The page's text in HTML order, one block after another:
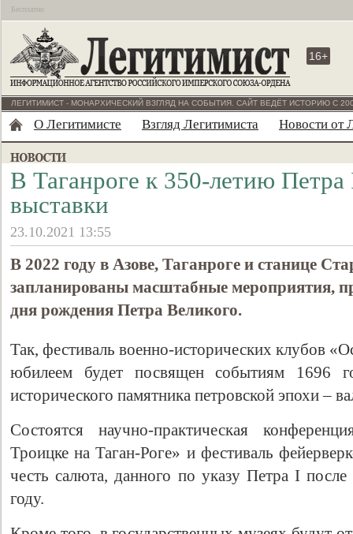
Бесплатно
16+
ЛЕГИТИМИСТ - МОНАРХИЧЕСКИЙ ВЗГЛЯД НА СОБЫТИЯ. САЙТ ВЕДЁТ ИСТОРИЮ С
О Легитимисте Взгляд Легитимиста Новости от
В Таганроге к 350-летию Петра
выставки
23.10.2021 13:55
В 2022 году в Азове, Таганроге и станице
запланированы масштабные мероприятия,
дня рождения Петра Великого.
Так, фестиваль военно-исторических клубов
юбилеем будет посвящен событиям 1696
исторического памятника петровской эпохи –
Состоятся научно-практическая
Троицке на Таган-Роге» и фестиваль
честь салюта, данного по указу Петра I
году.